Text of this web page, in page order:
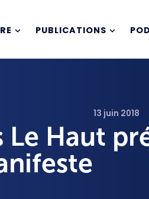
PUBLICATIONS
13 juin 2018
Le Haut